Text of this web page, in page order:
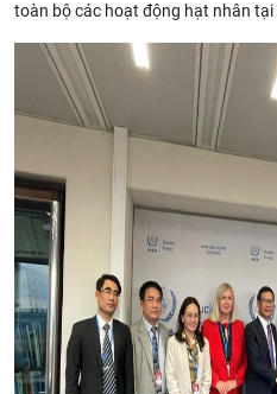
toàn bộ các hoạt động hạt nhân tại